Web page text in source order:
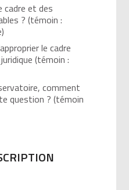
cadre et des
? (témoin :
le cadre
(témoin :
comment
question ? (témoin